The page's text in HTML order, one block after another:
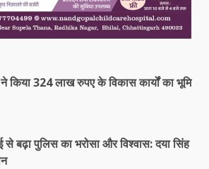
किया 324 लाख रुपए के विकास कार्यों का भूमि
से बढ़ा पुलिस का भरोसा और विश्वास: दया सिंह